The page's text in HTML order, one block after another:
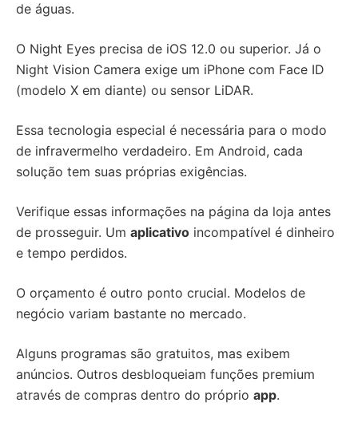
de águas.
O Night Eyes precisa de iOS 12.0 ou superior. Já o
Night Vision Camera exige um iPhone com Face ID
(modelo X em diante) ou sensor LiDAR.
Essa tecnologia especial é necessária para o modo
de infravermelho verdadeiro. Em Android, cada
solução tem suas próprias exigências.
Verifique essas informações na página da loja antes
de prosseguir. Um aplicativo incompatível é dinheiro
e tempo perdidos.
O orçamento é outro ponto crucial. Modelos de
negócio variam bastante no mercado.
Alguns programas são gratuitos, mas exibem
anúncios. Outros desbloqueiam funções premium
através de compras dentro do próprio app.